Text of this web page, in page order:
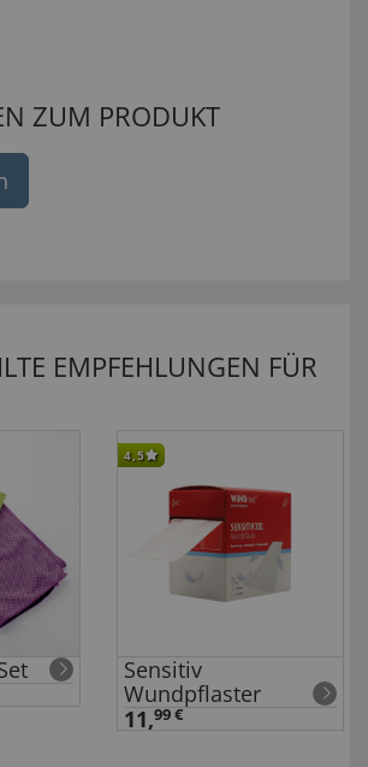
ZUM PRODUKT
EMPFEHLUNGEN FÜR
4,5
Sensitiv
Wundpflaster
11,99 €